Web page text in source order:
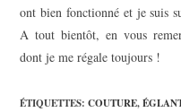
ont bien fonctionné et je suis
A tout bientôt, en vous
dont je me régale toujours !
ÉTIQUETTES:COUTURE,